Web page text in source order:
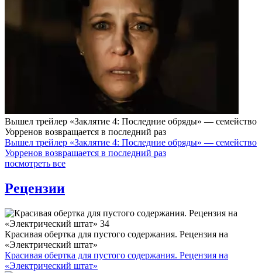
Вышел трейлер «Заклятие 4: Последние обряды» — семейство
Уорренов возвращается в последний раз
Вышел трейлер «Заклятие 4: Последние обряды» — семейство
Уорренов возвращается в последний раз
посмотреть все
Рецензии
Красивая обертка для пустого содержания. Рецензия на
«Электрический штат»
Красивая обертка для пустого содержания. Рецензия на
«Электрический штат»